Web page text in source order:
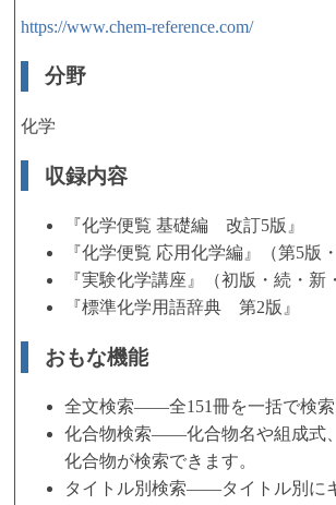
https://www.chem-reference.com/
分野
化学
収録内容
『化学便覧 基礎編 改訂5版』
『化学便覧 応用化学編』（第5版
『実験化学講座』（初版・続・新
『標準化学用語辞典 第2版』
おもな機能
全文検索――全151冊を一括で検索
化合物検索――化合物名や組成式
化合物が検索できます。
タイトル別検索――タイトル別に